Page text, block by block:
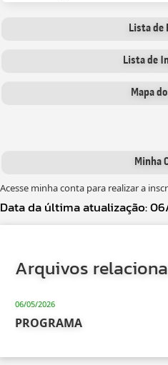
Lista de
Lista de
Mapa
Minha
Acesse minha conta para realizar a
Data da última atualização:
Arquivos
06/05/2026
PROGRAMA